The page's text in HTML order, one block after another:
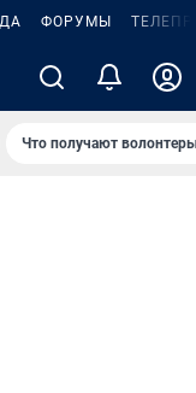
ФОРУМЫ
Что получают